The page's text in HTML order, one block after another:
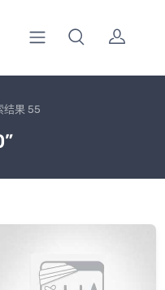
结果 55